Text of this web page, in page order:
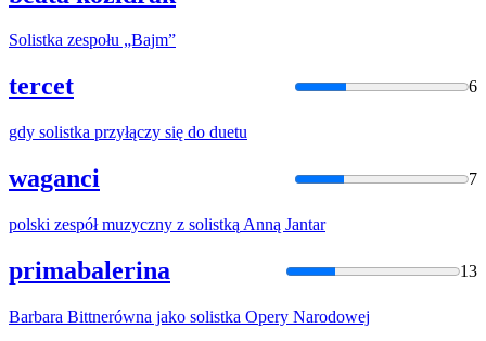
Solistka zespołu „Bajm”
tercet 6
gdy solistka przyłączy się do duetu
waganci 7
polski zespół muzyczny z solistką Anną Jantar
primabalerina 13
Barbara Bittnerówna jako solistka Opery Narodowej